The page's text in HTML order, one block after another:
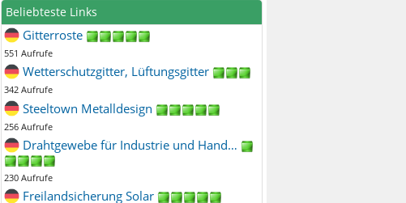
Beliebteste Links
Gitterroste
551 Aufrufe
Wetterschutzgitter, Lüftungsgitter
342 Aufrufe
Steeltown Metalldesign
256 Aufrufe
Drahtgewebe für Industrie und Hand…
230 Aufrufe
Freilandsicherung Solar